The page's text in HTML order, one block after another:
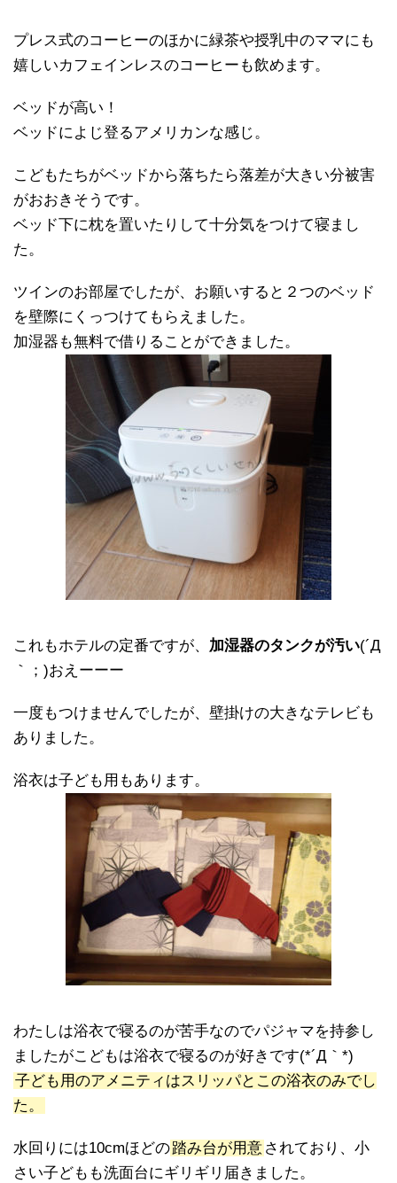
プレス式のコーヒーのほかに緑茶や授乳中のママにも
嬉しいカフェインレスのコーヒーも飲めます。
ベッドが高い！
ベッドによじ登るアメリカンな感じ。
こどもたちがベッドから落ちたら落差が大きい分被害
がおおきそうです。
ベッド下に枕を置いたりして十分気をつけて寝まし
た。
ツインのお部屋でしたが、お願いすると２つのベッド
を壁際にくっつけてもらえました。
加湿器も無料で借りることができました。
これもホテルの定番ですが、 加湿器のタンクが汚い(´Д
｀；)おえーーー
一度もつけませんでしたが、壁掛けの大きなテレビも
ありました。
浴衣は子ども用もあります。
わたしは浴衣で寝るのが苦手なのでパジャマを持参し
ましたがこどもは浴衣で寝るのが好きです(*´Д｀*)
子ども用のアメニティはスリッパとこの浴衣のみでし
た。
水回りには10cmほどの踏み台が用意 されており、小
さい子どもも洗面台にギリギリ届きました。